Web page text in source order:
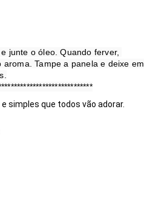
junte o óleo. Quando ferver,
Tampe a panela e deixe em
simples que todos vão adorar.